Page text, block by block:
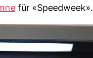
für «Speedweek».